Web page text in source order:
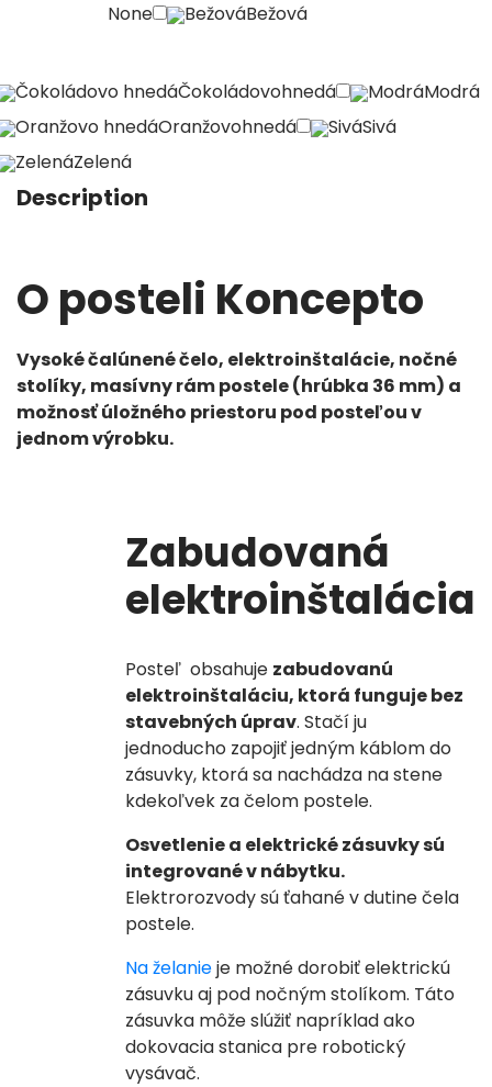
None BežováBežová
Čokoládovo hnedáČokoládovohnedá ModráModrá
Oranžovo hnedáOranžovohnedá SiváSivá
ZelenáZelená
Description
O posteli Koncepto
Vysoké čalúnené čelo, elektroinštalácie, nočné
stolíky, masívny rám postele (hrúbka 36 mm) a
možnosť úložného priestoru pod posteľou v
jednom výrobku.
Zabudovaná
elektroinštalácia
Posteľ obsahuje zabudovanú
elektroinštaláciu, ktorá funguje bez
stavebných úprav. Stačí ju
jednoducho zapojiť jedným káblom do
zásuvky, ktorá sa nachádza na stene
kdekoľvek za čelom postele.
Osvetlenie a elektrické zásuvky sú
integrované v nábytku.
Elektrorozvody sú ťahané v dutine čela
postele.
Na želanieje možné dorobiť elektrickú
zásuvku aj pod nočným stolíkom. Táto
zásuvka môže slúžiť napríklad ako
dokovacia stanica pre robotický
vysávač.